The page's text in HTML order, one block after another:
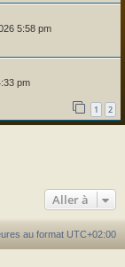
5:58 pm
pm
1 2
Aller à
au format UTC+02:00